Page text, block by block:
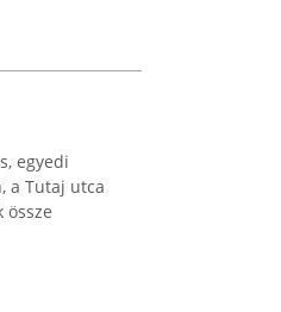
egyedi
a Tutaj utca
össze